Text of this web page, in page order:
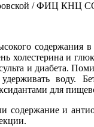
/ ФИЦ КНЦ
и
и диабета.
воду.
для
и